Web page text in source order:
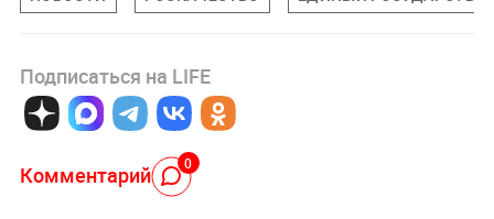
Подписаться на LIFE
Комментарий 0